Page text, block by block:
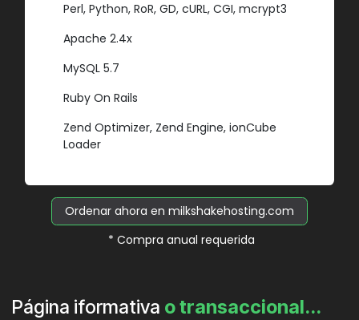
Perl, Python, RoR, GD, cURL, CGI, mcrypt3
Apache 2.4x
MySQL 5.7
Ruby On Rails
Zend Optimizer, Zend Engine, ionCube
Loader
Ordenar ahora en milkshakehosting.com
* Compra anual requerida
Página iformativa o transaccional...